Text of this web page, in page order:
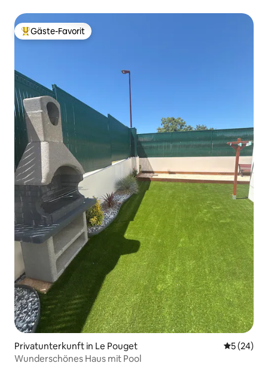
Beliebter Gäste-Favorit.
Gäste-Favorit
Privatunterkunft in Le Pouget
5 (24)
Wunderschönes Haus mit Pool